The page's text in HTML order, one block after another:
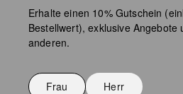
Nicht für den Trockner geeignet
Keine chemische Reinigung möglich
Nicht waschen
Erhalte einen 10% Gutschein
Bestellwert), exklusive Angebote
anderen.
Frau Herr